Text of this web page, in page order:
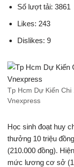
Số lượt tải: 3861
Likes: 243
Dislikes: 9
Tp Hcm Dự Kiến
Vnexpress
Học sinh đoạt huy
thưởng 10 triệu
(210.000 đồng).
mức lương cơ sở